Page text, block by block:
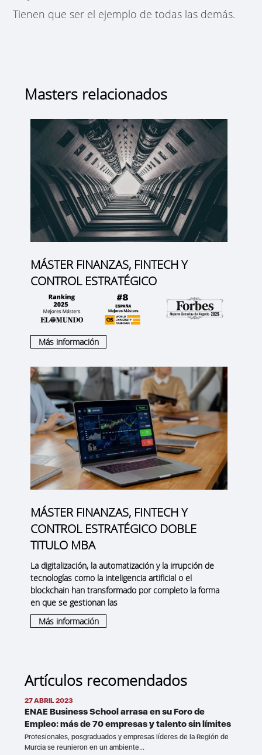
Tienen que ser el ejemplo de todas las demás.
Masters relacionados
MÁSTER FINANZAS, FINTECH Y
CONTROL ESTRATÉGICO
Más información
MÁSTER FINANZAS, FINTECH Y
CONTROL ESTRATÉGICO DOBLE
TITULO MBA
La digitalización, la automatización y la irrupción de
tecnologías como la inteligencia artificial o el
blockchain han transformado por completo la forma
en que se gestionan las
Más información
Artículos recomendados
27 ABRIL 2023
ENAE Business School arrasa en su Foro de
Empleo: más de 70 empresas y talento sin límites
Profesionales, posgraduados y empresas líderes de la Región de
Murcia se reunieron en un ambiente...